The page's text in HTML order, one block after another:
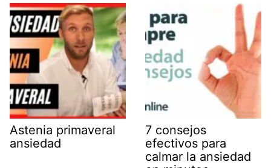
Astenia primaveral
ansiedad
7 consejos
efectivos para
calmar la ansiedad